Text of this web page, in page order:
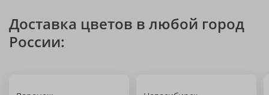
Доставка цветов в любой город
России: